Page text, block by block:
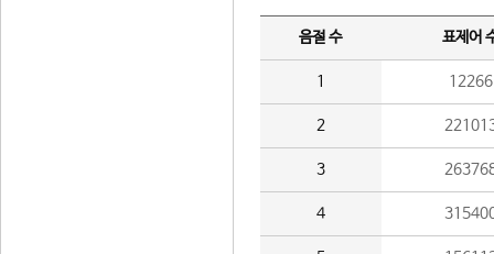
음절 수 표제어
1 12266
2
3
4